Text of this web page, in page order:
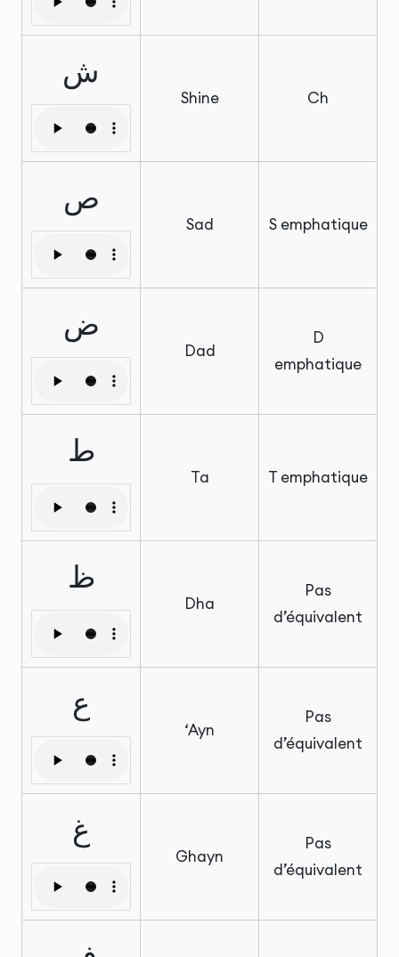
ش
Shine Ch
ص
Sad S emphatique
ض
Dad
D
emphatique
ط
Ta T emphatique
ظ
Dha
Pas
d’équivalent
ع
‘Ayn
Pas
d’équivalent
غ
Ghayn
Pas
d’équivalent